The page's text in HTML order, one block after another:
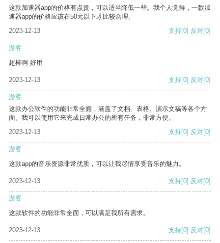
这款加速器app的价格有点贵，可以适当降低一些。我个人觉得，一款加
速器app的价格应该在50元以下才比较合理。
2023-12-13
支持[0] 反对[0]
游客
超棒啊 好用
2023-12-13 支持[0] 反对[0]
游客
这款办公软件的功能非常全面，涵盖了文档、表格、演示文稿等各个方
面。我可以使用它来完成日常办公的所有任务，非常方便。
2023-12-13
支持[0] 反对[0]
游客
这款app的音乐资源非常优质，可以让我尽情享受音乐的魅力。
2023-12-13 支持[0] 反对[0]
游客
这款软件的功能非常全面，可以满足我所有需求。
2023-12-13 支持[0] 反对[0]